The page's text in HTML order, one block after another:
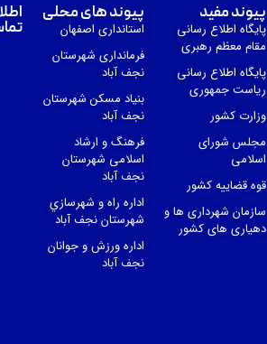
پیوند مفید
پایگاه اطلاع رسانی
مقام معظم رهبری
پایگاه اطلاع رسانی
ریاست جمهوری
وزارت کشور
مجلس شورای
اسلامی
قوه قضاییه کشور
سازمان شهرداری ها و
دهیاری های کشور
پیوند های محلی
استانداری اصفهان
فرمانداری شهرستان
نجف آباد
بنیاد مسکن شهرستان
نجف آباد
فرهنگ و ارشاد
اسلامی شهرستان
نجف آباد
اداره راه و شهرسازي
شهرستان نجف آباد
اداره ورزش و جوانان
نجف آباد